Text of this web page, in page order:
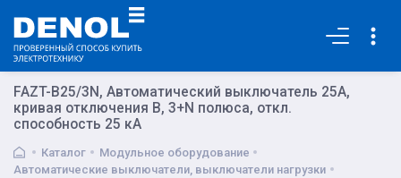
FAZT-B25/3N, Автоматический выключатель 25А,
кривая отключения В, 3+N полюса, откл.
способность 25 кА
Каталог
Модульное оборудование
Автоматические выключатели, выключатели нагрузки